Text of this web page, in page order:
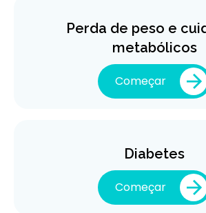
Perda de peso e
metabólicos
Começar
Diabetes
Começar